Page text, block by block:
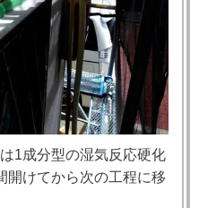
1成分型の湿気反応硬化
開けてから次の工程に移